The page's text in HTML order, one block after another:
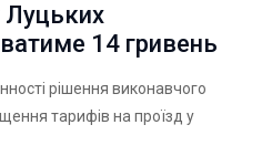
Луцьких
14 гривень
рішення виконавчого
тарифів на проїзд у